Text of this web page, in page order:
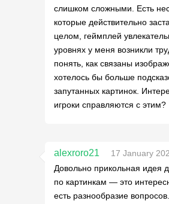
слишком сложными. Есть
которые действительно
целом, геймплей
уровнях у меня возникли
понять, как связаны
хотелось бы больше
запутанных картинок.
игроки справляются с этим?
alexroro21
17 January
Довольно прикольная идея
по картинкам — это
есть разнообразие